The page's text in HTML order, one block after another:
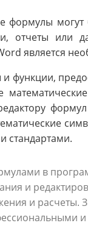
формулы
отчеты или
является
функции,
стандартами.
в
и
и расчеты.